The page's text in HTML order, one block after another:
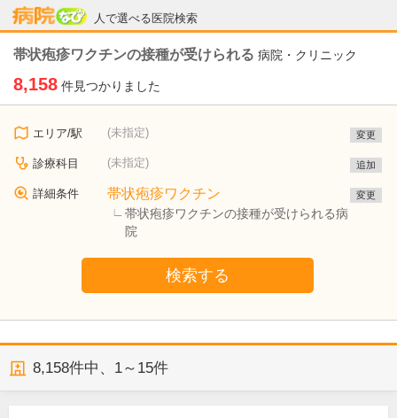
人で選べる医院検索
病院なび
帯状疱疹ワクチンの接種が受けられる 病院・クリニック
8,158 件見つかりました
エリア/駅 (未指定) 変更
診療科目 (未指定) 追加
詳細条件 帯状疱疹ワクチン
帯状疱疹ワクチンの接種が受けられる病
院
変更
検索する
8,158件中、 1～15件